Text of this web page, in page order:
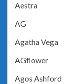
Aestra
AG
Agatha Vega
AGflower
Agos Ashford